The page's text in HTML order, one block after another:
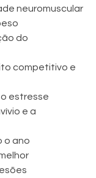
neuromuscular
do
competitivo e
o estresse
e a
o ano